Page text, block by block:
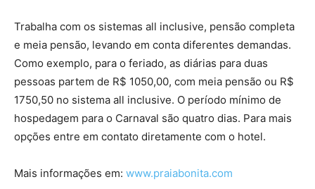
Trabalha com os sistemas all inclusive, pensão completa
e meia pensão, levando em conta diferentes demandas.
Como exemplo, para o feriado, as diárias para duas
pessoas partem de R$ 1050,00, com meia pensão ou R$
1750,50 no sistema all inclusive. O período mínimo de
hospedagem para o Carnaval são quatro dias. Para mais
opções entre em contato diretamente com o hotel.
Mais informações em: www.praiabonita.com